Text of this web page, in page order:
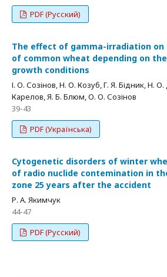
PDF (Русский)
The effect of gamma-irradiation
of common wheat depending on
growth conditions
І. О. Созінов, Н. О. Козуб, Г. Я. Бідник, Н.
Карелов, Я. Б. Блюм, О. О. Созінов
39-43
PDF (Українська)
Cytogenetic disorders of winter
of radio nuclide contemination in
zone 25 years after the accident
Р. А. Якимчук
44-47
PDF (Русский)